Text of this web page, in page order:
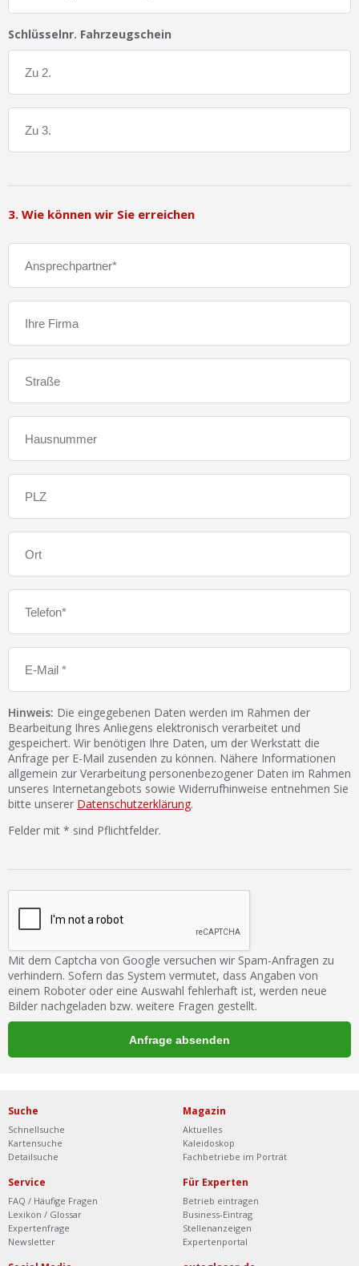
Schlüsselnr. Fahrzeugschein
3. Wie können wir Sie erreichen
Hinweis: Die eingegebenen Daten werden im Rahmen der
Bearbeitung Ihres Anliegens elektronisch verarbeitet und
gespeichert. Wir benötigen Ihre Daten, um der Werkstatt die
Anfrage per E-Mail zusenden zu können. Nähere Informationen
allgemein zur Verarbeitung personenbezogener Daten im Rahmen
unseres Internetangebots sowie Widerrufhinweise entnehmen Sie
bitte unserer Datenschutzerklärung.
Felder mit * sind Pflichtfelder.
Mit dem Captcha von Google versuchen wir Spam-Anfragen zu
verhindern. Sofern das System vermutet, dass Angaben von
einem Roboter oder eine Auswahl fehlerhaft ist, werden neue
Bilder nachgeladen bzw. weitere Fragen gestellt.
Suche
Schnellsuche
Kartensuche
Detailsuche
Magazin
Aktuelles
Kaleidoskop
Fachbetriebe im Porträt
Service
FAQ / Häufige Fragen
Lexikon / Glossar
Expertenfrage
Newsletter
Für Experten
Betrieb eintragen
Business-Eintrag
Stellenanzeigen
Expertenportal